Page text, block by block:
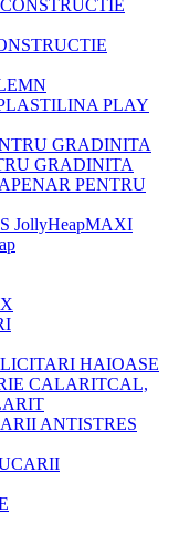
PLAY
GRADINITA
PENAR PENTRU
MAXI
HAIOASE
CAL,
ANTISTRES